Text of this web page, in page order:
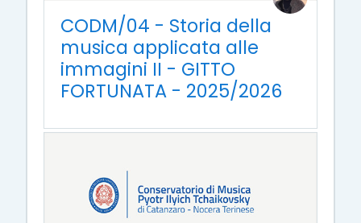
CODM/04 - Storia della
musica applicata alle
immagini II - GITTO
FORTUNATA - 2025/2026